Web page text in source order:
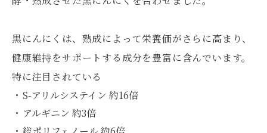
黒にんにくは、熟成によって栄養価がさらに高まり、
健康維持をサポートする成分を豊富に含んでいます。
特に注目されている
S-アリルシステイン 約16倍
アルギニン 約3倍